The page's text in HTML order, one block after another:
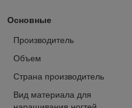
Основные
Производитель
Объем
Страна производитель
Вид материала для